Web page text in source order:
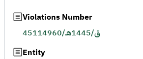
Violations Number
45114960/ق/1445هـ
Entity